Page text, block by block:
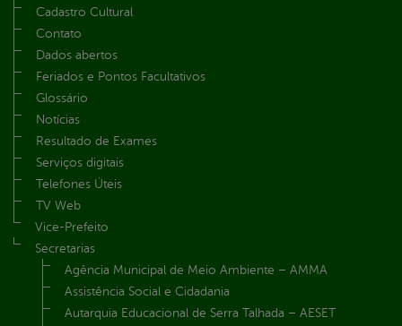
Cadastro Cultural
Contato
Dados abertos
Feriados e Pontos Facultativos
Glossário
Notícias
Resultado de Exames
Serviços digitais
Telefones Úteis
TV Web
Vice-Prefeito
Secretarias
Agência Municipal de Meio Ambiente – AMMA
Assistência Social e Cidadania
Autarquia Educacional de Serra Talhada – AESET